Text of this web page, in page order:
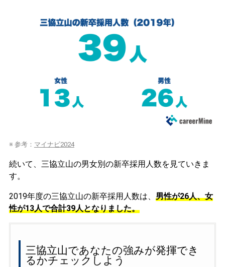
※ 参考： マイナビ2024
続いて、三協立山の男女別の新卒採用人数を見ていきま
す。
2019年度の三協立山の新卒採用人数は、 男性が26人、女
性が13人で合計39人となりました。
三協立山であなたの強みが発揮でき
るかチェックしよう